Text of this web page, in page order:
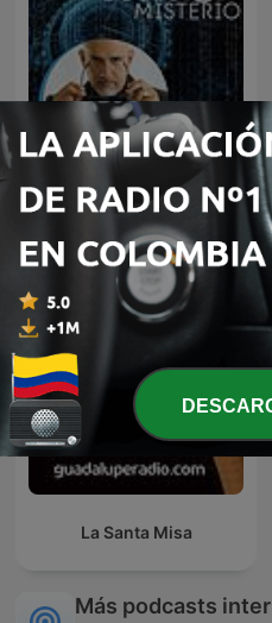
Código Misterio
La Santa Misa
Más podcasts